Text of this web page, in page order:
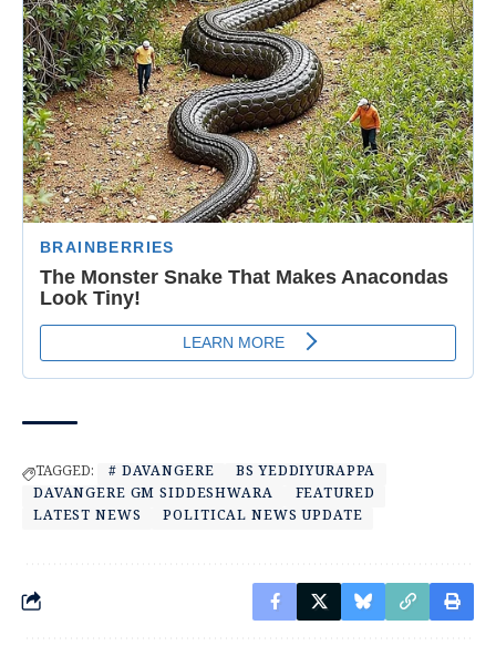
TAGGED: # DAVANGERE
BS YEDDIYURAPPA
DAVANGERE GM SIDDESHWARA
FEATURED
LATEST NEWS
POLITICAL NEWS UPDATE